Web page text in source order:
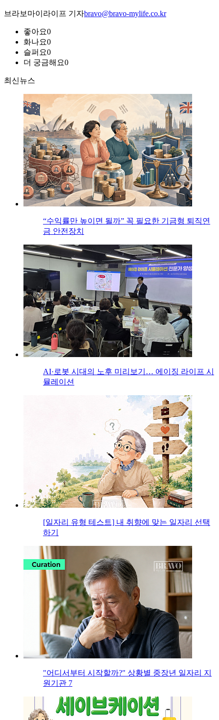
브라보마이라이프 기자bravo@bravo-mylife.co.kr
좋아요0
화나요0
슬퍼요0
더 궁금해요0
최신뉴스
“수익률만 높이면 될까” 꼭 필요한 기금형 퇴직연
금 안전장치
AI·로봇 시대의 노후 미리보기… 에이징 라이프 시
뮬레이션
[일자리 유형 테스트] 내 취향에 맞는 일자리 선택
하기
"어디서부터 시작할까?" 상황별 중장년 일자리 지
원기관 7